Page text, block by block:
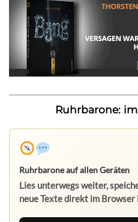
Ruhrbarone:
Ruhrbarone auf allen Geräten
Lies unterwegs weiter,
neue Texte direkt im Browser